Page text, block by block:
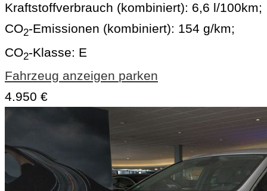
Kraftstoffverbrauch (kombiniert): 6,6 l/100km;
CO2-Emissionen (kombiniert): 154 g/km;
CO2-Klasse: E
Fahrzeug anzeigen parken
4.950 €